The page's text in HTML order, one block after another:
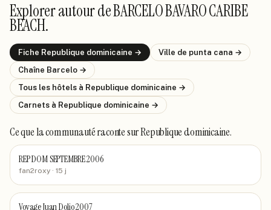
Explorer autour deBARCELO BAVARO CARIBE
BEACH.
Fiche Republique dominicaine → Ville de punta cana →
Chaîne Barcelo →
Tous les hôtels à Republique dominicaine →
Carnets à Republique dominicaine →
Ce que la communauté racontesur Republique dominicaine.
REP DOM SEPTEMBRE 2006
fan2roxy · 15 j
Voyage Juan Dolio 2007